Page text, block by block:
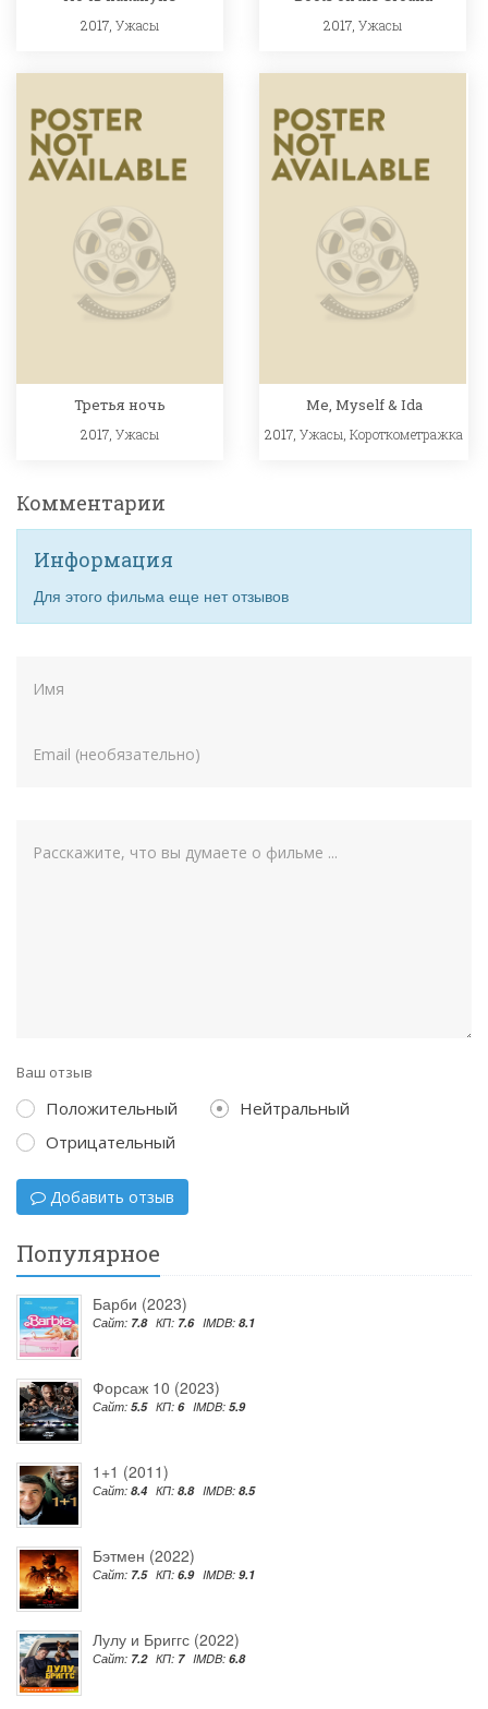
2017, Ужасы 2017,Ужасы
Третья ночь
2017, Ужасы
Me, Myself & Ida
2017,Ужасы ,Короткометражка
Комментарии
Информация
Для этого фильма еще нет отзывов
Ваш отзыв
Положительный
Нейтральный
Отрицательный
Добавить отзыв
Популярное
Барби (2023)
Сайт: 7.8 КП: 7.6 IMDB: 8.1
Форсаж 10 (2023)
Сайт: 5.5 КП: 6 IMDB: 5.9
1+1 (2011)
Сайт: 8.4 КП: 8.8 IMDB: 8.5
Бэтмен (2022)
Сайт: 7.5 КП: 6.9 IMDB: 9.1
Лулу и Бриггс (2022)
Сайт: 7.2 КП: 7 IMDB: 6.8